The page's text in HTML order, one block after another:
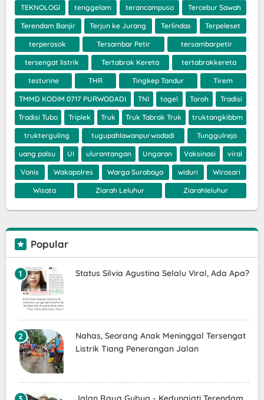
TEKNOLOGI tenggelam terancampuso Tercebur Sawah
Terendam Banjir Terjun ke Jurang Terlindas Terpeleset
terperosok Tersambar Petir tersambarpetir
tersengat listrik Tertabrak Kereta tertabrakkereta
testurine THR Tingkep Tandur Tirem
TMMD KODIM 0717 PURWODADI TNI togel Toroh Tradisi
Tradisi Tubo Triplek Truk Truk Tabrak Truk truktangkibbm
trukterguling tugupahlawanpurwodadi Tunggulrejo
uang palsu UI ulurantangan Ungaran Vaksinasi viral
Vonis Wakapolres Warga Surabaya widuri Wirosari
Wisata Ziarah Leluhur Ziarahleluhur
Popular
Status Silvia Agustina Selalu Viral, Ada Apa?
Nahas, Seorang Anak Meninggal Tersengat
Listrik Tiang Penerangan Jalan